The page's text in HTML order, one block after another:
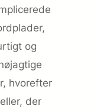
og
hvorefter
der